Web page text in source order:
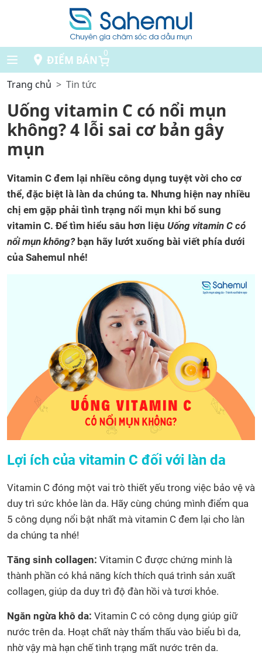
ĐIỂM BÁN
0
Trang chủ Tin tức
Uống vitamin C có nổi mụn
không? 4 lỗi sai cơ bản gây
mụn
Vitamin C đem lại nhiều công dụng tuyệt vời cho cơ
thể, đặc biệt là làn da chúng ta. Nhưng hiện nay nhiều
chị em gặp phải tình trạng nổi mụn khi bổ sung
vitamin C. Để tìm hiểu sâu hơn liệu Uống vitamin C có
nổi mụn không?bạn hãy lướt xuống bài viết phía dưới
của Sahemul nhé!
Lợi ích của vitamin C đối với làn da
Vitamin C đóng một vai trò thiết yếu trong việc bảo vệ và
duy trì sức khỏe làn da. Hãy cùng chúng mình điểm qua
5 công dụng nổi bật nhất mà vitamin C đem lại cho làn
da chúng ta nhé!
Tăng sinh collagen: Vitamin C được chứng minh là
thành phần có khả năng kích thích quá trình sản xuất
collagen, giúp da duy trì độ đàn hồi và tươi khỏe.
Ngăn ngừa khô da: Vitamin C có công dụng giúp giữ
nước trên da. Hoạt chất này thẩm thấu vào biểu bì da,
nhờ vậy mà hạn chế tình trạng mất nước trên da.